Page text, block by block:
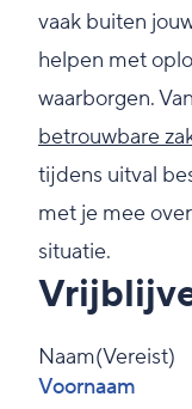
vaak buiten
helpen met
waarborgen.
betrouwbare
tijdens uitval
met je mee
situatie.
Naam(Vereist)
Voornaam